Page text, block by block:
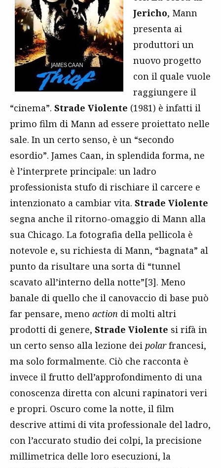
Jericho, Mann
presenta ai
produttori un
nuovo progetto
con il quale vuole
raggiungere il
“cinema”. Strade Violente (1981) è infatti il
primo film di Mann ad essere proiettato nelle
sale. In un certo senso, è un “secondo
esordio”. James Caan, in splendida forma, ne
è l’interprete principale: un ladro
professionista stufo di rischiare il carcere e
intenzionato a cambiar vita. Strade Violente
segna anche il ritorno-omaggio di Mann alla
sua Chicago. La fotografia della pellicola è
notevole e, su richiesta di Mann, “bagnata” al
punto da risultare una sorta di “tunnel
scavato all’interno della notte”[3]. Meno
banale di quello che il canovaccio di base può
far pensare, meno action di molti altri
prodotti di genere, Strade Violente si rifà in
un certo senso alla lezione dei polarfrancesi,
ma solo formalmente. Ciò che racconta è
invece il frutto dell’approfondimento di una
conoscenza diretta con alcuni rapinatori veri
e propri. Oscuro come la notte, il film
descrive attimi di vita professionale del ladro,
con l’accurato studio dei colpi, la precisione
millimetrica delle loro esecuzioni, la